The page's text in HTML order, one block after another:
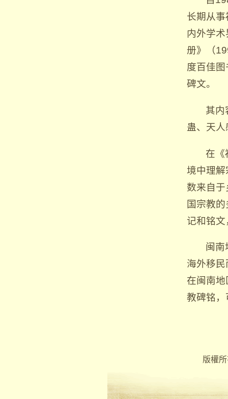
长期从
内外学
册》（
度百佳
碑文。
其内
蛊、天
在《
境中理
数来自
国宗教
记和铭
闽南
海外移
在闽南
教碑铭，
版權